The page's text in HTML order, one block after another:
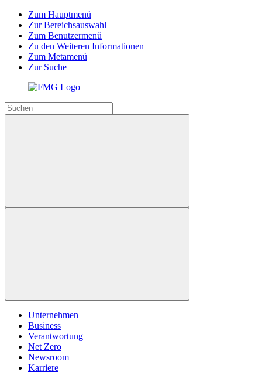
Zum Hauptmenü
Zur Bereichsauswahl
Zum Benutzermenü
Zu den Weiteren Informationen
Zum Metamenü
Zur Suche
Unternehmen
Business
Verantwortung
Net Zero
Newsroom
Karriere